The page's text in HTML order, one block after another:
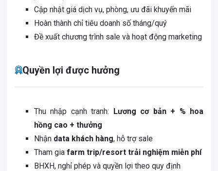
Cập nhật giá dịch vụ, phòng, ưu đãi khuyến mãi
Hoàn thành chỉ tiêu doanh số tháng/quý
Đề xuất chương trình sale và hoạt động marketing
Quyền lợi được hưởng
Thu nhập cạnh tranh: Lương cơ bản + % hoa
hồng cao + thưởng
Nhận data khách hàng, hỗ trợ sale
Tham gia farm trip/resort trải nghiệm miễn phí
BHXH, nghỉ phép và quyền lợi theo quy định